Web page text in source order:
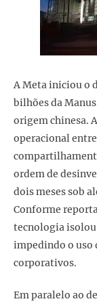
A Meta iniciou o
bilhões da
origem chinesa.
operacional
ordem de
dois meses sob
Conforme
tecnologia isolou
impedindo o uso
corporativos.
Em paralelo ao